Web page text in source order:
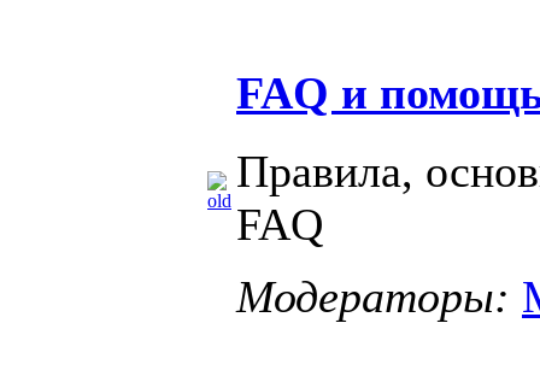
FAQ и
Правила,
FAQ
Модераторы: